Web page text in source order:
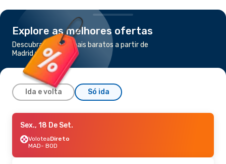
Explore as melhores ofertas
Descubra os voos mais baratos a partir de
Madrid para Bordéus
Ida e volta Só ida
Sex., 25 De Set.
VoloteaDireto
MAD- BOD
BOD- MAD
Sex., 18 De Set.
VoloteaDireto
MAD- BOD